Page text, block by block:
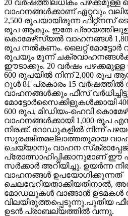
20 വര്‍ഷത്തിലധികം
വാഹനങ്ങള്‍ക്കാണ് ഏറ്റവും
2,500 രൂപയായിരുന്ന ഫിറ്റ്‌നസ്
രൂപ ആകും. ഇതേ
കൊമേഴ്‌സ്യല്‍ വാഹനങ്ങള്‍ 1,800
രൂപ നല്‍കണം. ലൈറ്റ് മോട്ടോര്‍
രൂപയും മൂന്ന്
ഈടാക്കും. 20 വര്‍ഷം
600 രൂപയില്‍ നിന്ന് 2,000 രൂപ
റൂള്‍ 81 പ്രകാരം 15 വര്‍ഷത്തില്‍
വാഹനങ്ങള്‍ക്കും ഫീസ്
മോട്ടോര്‍സൈക്കിളുകള്‍ക്കായി
600 രൂപ, മിഡിയം-ഹെവി
വാഹനങ്ങള്‍ക്കായി 1,000 രൂപ
നിരക്ക്. റോഡുകളില്‍ നിന്ന്
സുരക്ഷിതമല്ലാത്തതുമായ
ചെയ്യാനും വാഹന
പ്രോത്സാഹിപ്പിക്കാനുമാണ്
സര്‍ക്കാര്‍ അറിയിച്ചു. ഉയര്‍ന്ന
വാഹനങ്ങള്‍ ഉപയോഗിക്കുന്നത്
ചെലവേറിയതാക്കിയതിനാല്‍, അവ
മോഡലുകള്‍ വാങ്ങാന്‍ ഉടമകള്‍
വിലയിരുത്തപ്പെടുന്നു.പുതിയ
ഉടന്‍ പ്രാബല്യത്തില്‍ വന്നു.